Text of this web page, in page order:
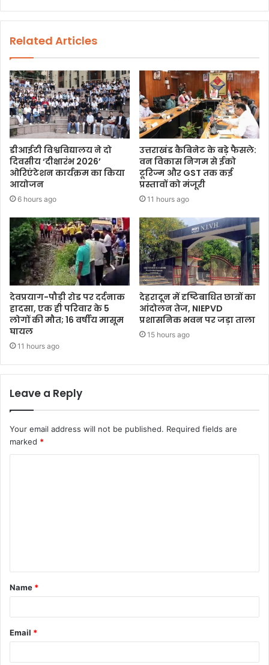
Related Articles
डीआईटी विश्वविद्यालय ने दो
दिवसीय ‘दीक्षारंभ 2026’
ओरिएंटेशन कार्यक्रम का किया
आयोजन
6 hours ago
उत्तराखंड कैबिनेट के बड़े फैसले:
वन विकास निगम से ईको
टूरिज्म और GST तक कई
प्रस्तावों को मंजूरी
11 hours ago
देवप्रयाग-पौड़ी रोड पर दर्दनाक
हादसा, एक ही परिवार के 5
लोगों की मौत; 16 वर्षीय मासूम
घायल
11 hours ago
देहरादून में दृष्टिबाधित छात्रों का
आंदोलन तेज, NIEPVD
प्रशासनिक भवन पर जड़ा ताला
15 hours ago
Leave a Reply
Your email address will not be published. Required fields are
marked *
t
*
Name *
Email *